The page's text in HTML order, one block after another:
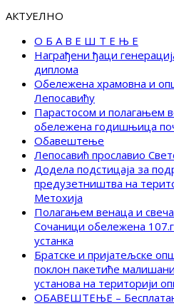
АКТУЕЛНО
О Б А В Е Ш Т Е Њ Е
Награђени ђаци
диплома
Обележена храмовна и
Лепосавићу
Парастосом и полагањем
обележена годишњица
Обавештење
Лепосавић прославио
Додела подстицаја за
предузетништва на
Метохија
Полагањем венаца и
Сочаници обележена
устанка
Братске и пријатељске
поклон пакетиће
установа на територији
ОБАВЕШТЕЊЕ –